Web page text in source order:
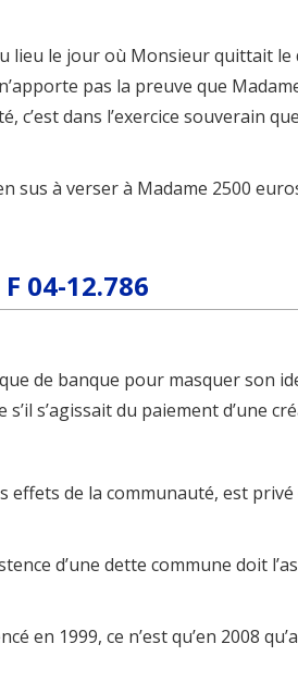
lieu le jour où Monsieur quittait le
pas la preuve que
c’est dans l’exercice souverain
sus à verser à Madame 2500
04-12.786
de banque pour masquer son
s’agissait du paiement d’une
effets de la communauté, est privé
d’une dette commune doit
en 1999, ce n’est qu’en 2008